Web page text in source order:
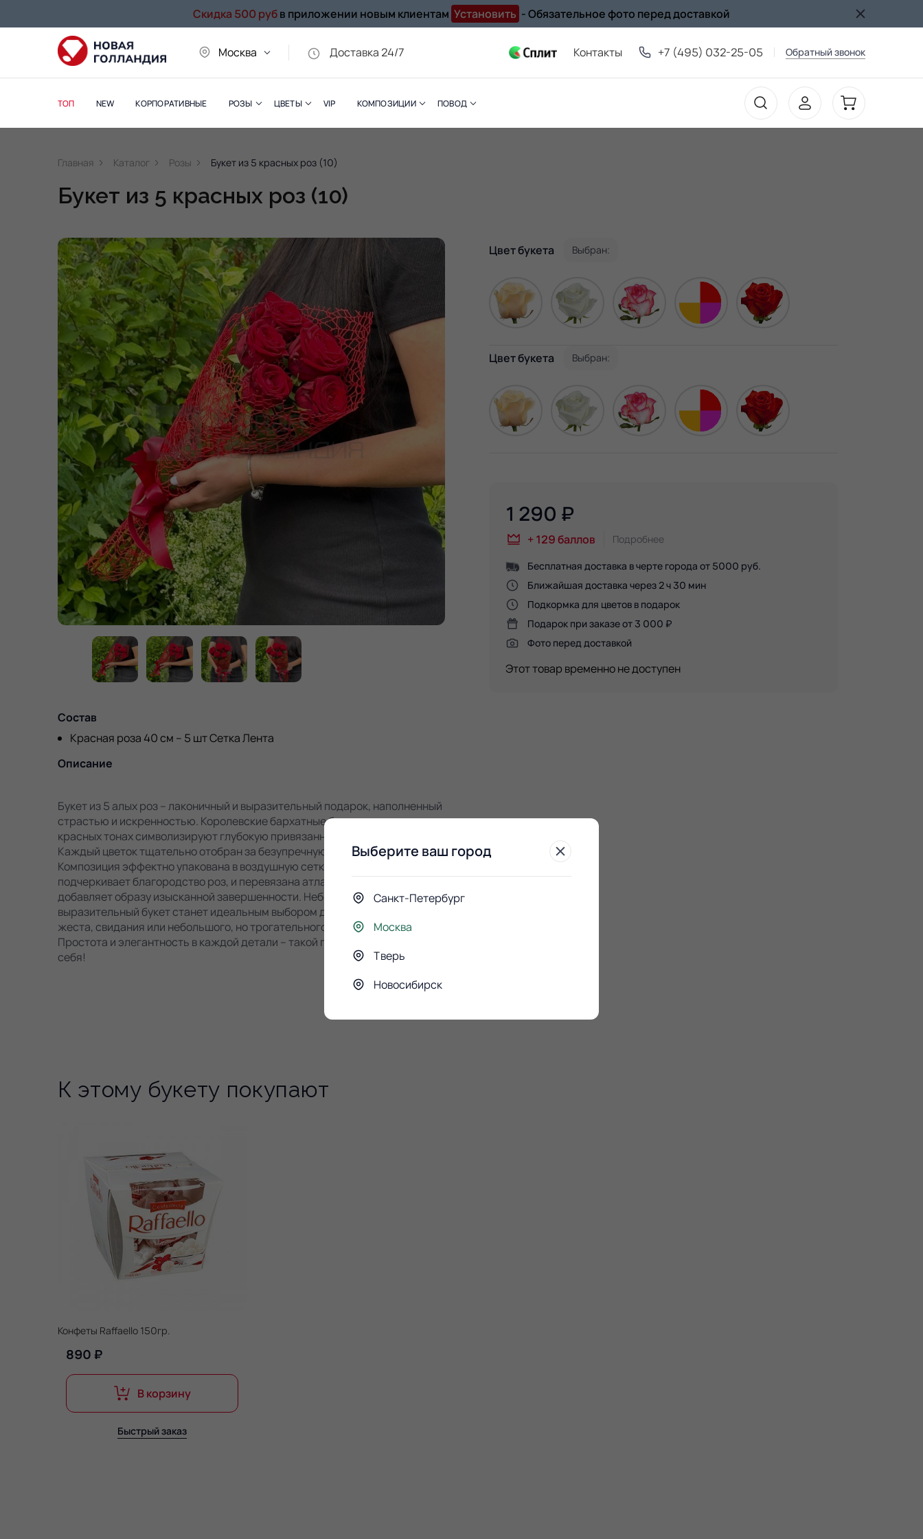
Скидка 500 рубв приложении новым клиентам Установить - Обязательное фото перед доставкой
Москва Доставка 24/7 Контакты +7 (495) 032-25-05 Обратный звонок
ТОП NEW КОРПОРАТИВНЫЕ РОЗЫ ЦВЕТЫ VIP КОМПОЗИЦИИ ПОВОД
Главная Каталог Розы Букет из 5 красных роз (10)
Букет из 5 красных роз (10)
Состав
Красная роза 40 см – 5 шт Сетка Лента
Описание
Букет из 5 алых роз – лаконичный и выразительный подарок, наполненный
страстью и искренностью. Королевские бархатные бутоны в насыщенных
красных тонах символизируют глубокую привязанность и восхищение.
Каждый цветок тщательно отобран за безупречную форму и свежесть.
Композиция эффектно упакована в воздушную сетку, которая
подчеркивает благородство роз, и перевязана атласной лентой – это
добавляет образу изысканной завершенности. Небольшой, но
выразительный букет станет идеальным выбором для романтического
жеста, свидания или небольшого, но трогательного знака внимания.
Простота и элегантность в каждой детали – такой подарок говорит сам за
себя!
Цвет букета Выбран:
Цвет букета Выбран:
1 290 ₽
+ 129баллов Подробнее
Бесплатная доставка в черте города от 5000 руб.
Ближайшая доставка через 2 ч 30 мин
Подкормка для цветов в подарок
Подарок при заказе от 3 000 ₽
Фото перед доставкой
Этот товар временно не доступен
К этому букету покупают
Конфеты Raffaello 150гр.
890 ₽
В корзину
Быстрый заказ
Выберите ваш город
Санкт-Петербург
Москва
Тверь
Новосибирск